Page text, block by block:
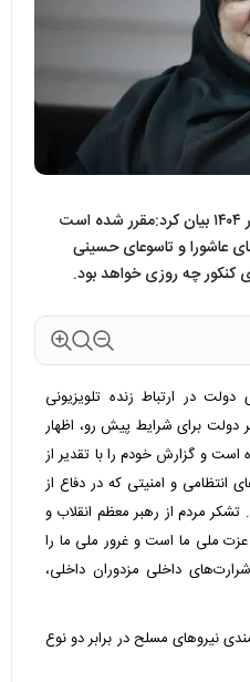
سخنگوی دولت در رابطه با کنکور ۱۴۰۴ بیان کرد:مقرر شده است
عاشورا و تاسوعای حسینی
کنکور چه روزی خواهد بود.
در ارتباط زنده تلویزیونی
دولت برای شرایط پیش رو، اظهار
و گزارش خودم را با تقدیر از
انتظامی و امنیتی که در دفاع از
تشکر مردم از رهبر معظم انقلاب و
ملی ما است و غرور ملی ما را
داخلی مزدوران داخلی،
نیروهای مسلح در برابر دو نوع